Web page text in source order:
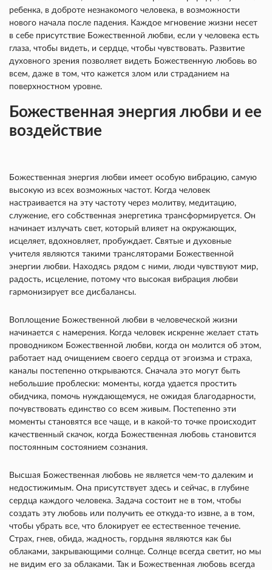
ребенка, в доброте незнакомого человека, в возможности
нового начала после падения. Каждое мгновение жизни несет
в себе присутствие Божественной любви, если у человека есть
глаза, чтобы видеть, и сердце, чтобы чувствовать. Развитие
духовного зрения позволяет видеть Божественную любовь во
всем, даже в том, что кажется злом или страданием на
поверхностном уровне.
Божественная энергия любви и ее
воздействие
Божественная энергия любви имеет особую вибрацию, самую
высокую из всех возможных частот. Когда человек
настраивается на эту частоту через молитву, медитацию,
служение, его собственная энергетика трансформируется. Он
начинает излучать свет, который влияет на окружающих,
исцеляет, вдохновляет, пробуждает. Святые и духовные
учителя являются такими трансляторами Божественной
энергии любви. Находясь рядом с ними, люди чувствуют мир,
радость, исцеление, потому что высокая вибрация любви
гармонизирует все дисбалансы.
Воплощение Божественной любви в человеческой жизни
начинается с намерения. Когда человек искренне желает стать
проводником Божественной любви, когда он молится об этом,
работает над очищением своего сердца от эгоизма и страха,
каналы постепенно открываются. Сначала это могут быть
небольшие проблески: моменты, когда удается простить
обидчика, помочь нуждающемуся, не ожидая благодарности,
почувствовать единство со всем живым. Постепенно эти
моменты становятся все чаще, и в какой-то точке происходит
качественный скачок, когда Божественная любовь становится
постоянным состоянием сознания.
Высшая Божественная любовь не является чем-то далеким и
недостижимым. Она присутствует здесь и сейчас, в глубине
сердца каждого человека. Задача состоит не в том, чтобы
создать эту любовь или получить ее откуда-то извне, а в том,
чтобы убрать все, что блокирует ее естественное течение.
Страх, гнев, обида, жадность, гордыня являются как бы
облаками, закрывающими солнце. Солнце всегда светит, но мы
не видим его за облаками. Так и Божественная любовь всегда